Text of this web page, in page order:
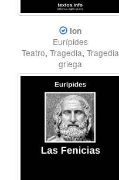
Ion
Eurípides
Teatro, Tragedia, Tragedia
griega